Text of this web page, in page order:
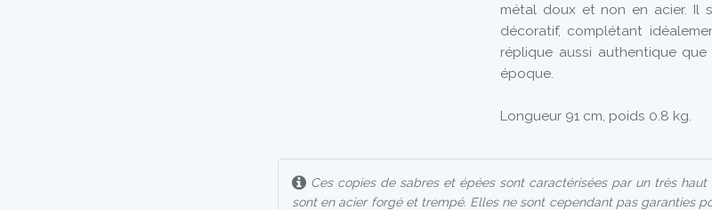
métal doux et non en acier. Il
décoratif, complétant
réplique aussi authentique
époque.
Longueur 91 cm, poids 0.8 kg.
Ces copies de sabres et épées sont caractérisées par un très haut
sont en acier forgé et trempé. Elles ne sont cependant pas garanties